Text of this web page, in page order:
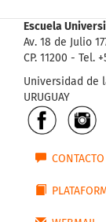
Escuela
Av. 18 de Julio
CP. 11200 - Tel.
Universidad de
URUGUAY
CONTACTO